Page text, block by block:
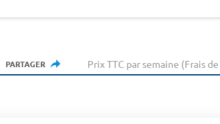
PARTAGER Prix TTC par semaine (Frais